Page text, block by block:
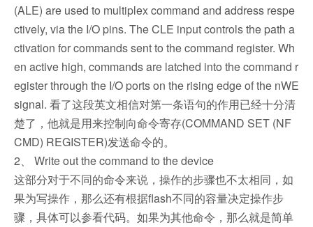
(ALE) are used to multiplex command and address respe
ctively, via the I/O pins. The CLE input controls the path a
ctivation for commands sent to the command register. Wh
en active high, commands are latched into the command r
egister through the I/O ports on the rising edge of the nWE
signal. 看了这段英文相信对第一条语句的作用已经十分清
楚了，他就是用来控制向命令寄存(COMMAND SET (NF
CMD) REGISTER)发送命令的。
2、 Write out the command to the device
这部分对于不同的命令来说，操作的步骤也不太相同，如
果为写操作，那么还有根据flash不同的容量决定操作步
骤，具体可以参看代码。如果为其他命令，那么就是简单